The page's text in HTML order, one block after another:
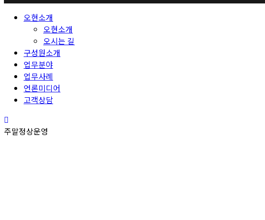
Close 오현소개
오현소개
오시는 길
구성원소개
업무분야
업무사례
언론미디어
고객상담
주말정상운영